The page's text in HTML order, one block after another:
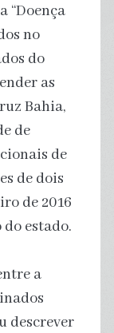
“Doença
no
do
as
Bahia,
de
de
de dois
de 2016
estado.
a
descrever